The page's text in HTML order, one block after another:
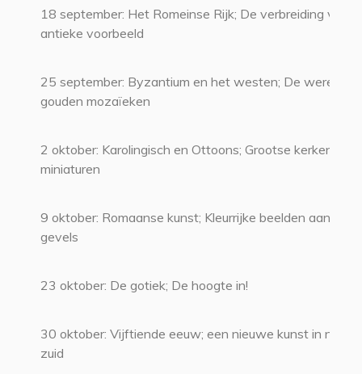
18 september: Het Romeinse Rijk; De verbreiding van
antieke voorbeeld
25 september: Byzantium en het westen; De wereld
gouden mozaïeken
2 oktober: Karolingisch en Ottoons; Grootse kerken en
miniaturen
9 oktober: Romaanse kunst; Kleurrijke beelden aan
gevels
23 oktober: De gotiek; De hoogte in!
30 oktober: Vijftiende eeuw; een nieuwe kunst in noord
zuid